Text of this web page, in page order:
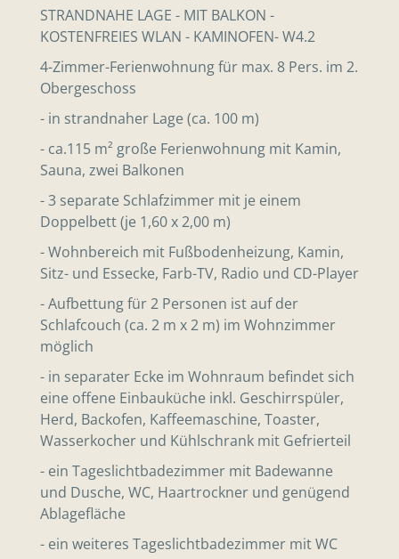
STRANDNAHE LAGE - MIT BALKON -
KOSTENFREIES WLAN - KAMINOFEN- W4.2
4-Zimmer-Ferienwohnung für max. 8 Pers. im 2.
Obergeschoss
- in strandnaher Lage (ca. 100 m)
- ca.115 m² große Ferienwohnung mit Kamin,
Sauna, zwei Balkonen
- 3 separate Schlafzimmer mit je einem
Doppelbett (je 1,60 x 2,00 m)
- Wohnbereich mit Fußbodenheizung, Kamin,
Sitz- und Essecke, Farb-TV, Radio und CD-Player
- Aufbettung für 2 Personen ist auf der
Schlafcouch (ca. 2 m x 2 m) im Wohnzimmer
möglich
- in separater Ecke im Wohnraum befindet sich
eine offene Einbauküche inkl. Geschirrspüler,
Herd, Backofen, Kaffeemaschine, Toaster,
Wasserkocher und Kühlschrank mit Gefrierteil
- ein Tageslichtbadezimmer mit Badewanne
und Dusche, WC, Haartrockner und genügend
Ablagefläche
- ein weiteres Tageslichtbadezimmer mit WC